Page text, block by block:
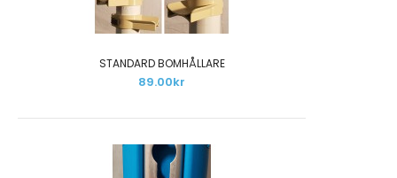
STANDARD BOMHÅLLARE
89.00kr